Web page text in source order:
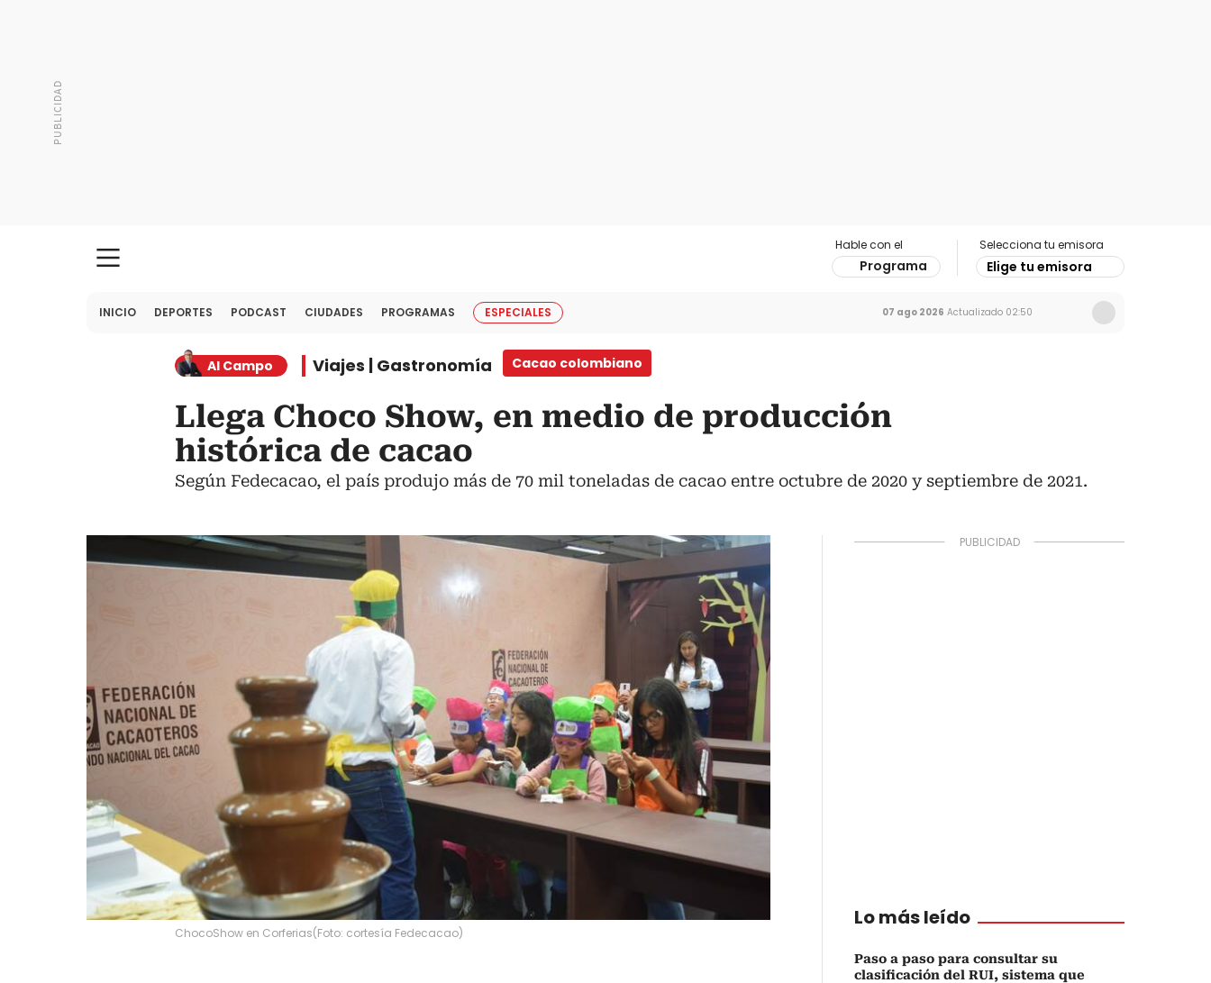
Hable con el
Programa
Selecciona tu emisora
Elige tu emisora
INICIO DEPORTES PODCAST CIUDADES PROGRAMAS ESPECIALES 07 ago 2026 Actualizado 02:50
Al Campo Viajes | Gastronomía Cacao colombiano
Llega Choco Show, en medio de producción
histórica de cacao
Según Fedecacao, el país produjo más de 70 mil toneladas de cacao entre octubre de 2020 y septiembre de 2021.
ChocoShow en Corferias(Foto: cortesía Fedecacao)
Lo más leído
Paso a paso para consultar su
clasificación del RUI, sistema que